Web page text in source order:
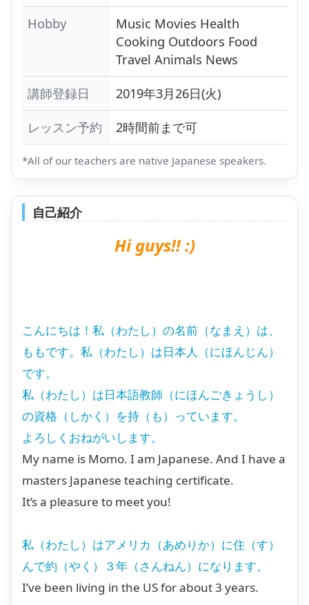
Hobby Music Movies Health
Cooking Outdoors Food
Travel Animals News
講師登録日
2019年3月26日(火)
レッスン予約
2時間前まで可
*All of our teachers are native Japanese speakers.
自己紹介
Hi guys!! :)
こんにちは！私（わたし）の名前（なまえ）は、
ももです。私（わたし）は日本人（にほんじん）
です。
私（わたし）は日本語教師（にほんごきょうし）
の資格（しかく）を持（も）っています。
よろしくおねがいします。
My name is Momo. I am Japanese. And I have a
masters Japanese teaching certificate.
It’s a pleasure to meet you!
私（わたし）はアメリカ（あめりか）に住（す）
んで約（やく）３年（さんねん）になります。
I’ve been living in the US for about 3 years.